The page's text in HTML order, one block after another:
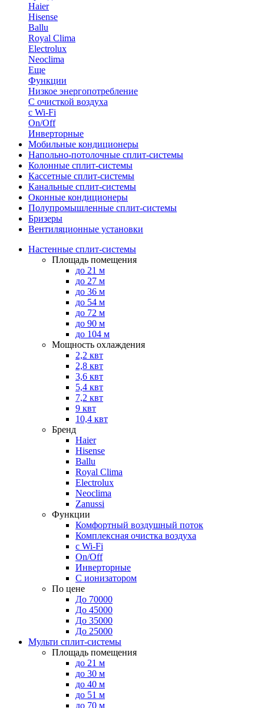
Haier
Hisense
Ballu
Royal Clima
Electrolux
Neoclima
Еще
Функции
Низкое энергопотребление
С очисткой воздуха
с Wi-Fi
On/Off
Инверторные
Мобильные кондиционеры
Напольно-потолоч​ные ​сплит-системы
Колонные ​​сплит-системы
Кассетные сплит-системы
Канальные сплит-системы
Оконные кондиционеры
Полупромышленные сплит-системы
Бризеры
Вентиляционные установки
Настенные сплит-системы
Площадь помещения
до 21 м
до 27 м
до 36 м
до 54 м
до 72 м
до 90 м
до 104 м
Мощность охлаждения
2,2 квт
2,8 квт
3,6 квт
5,4 квт
7,2 квт
9 квт
10,4 квт
Бренд
Haier
Hisense
Ballu
Royal Clima
Electrolux
Neoclima
Zanussi
Функции
Комфортный воздушный поток
Комплексная очистка воздуха
с Wi-Fi
On/Off
Инверторные
С ионизатором
По цене
До 70000
До 45000
До 35000
До 25000
Мульти сплит-системы
Площадь помещения
до 21 м
до 30 м
до 40 м
до 51 м
до 70 м